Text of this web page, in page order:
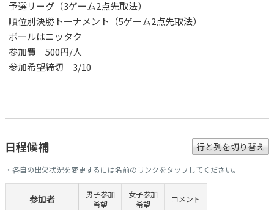
予選リーグ（3ゲーム2点先取法）
順位別決勝トーナメント（5ゲーム2点先取法）
ボールはニッタク
参加費 500円/人
参加希望締切 3/10
日程候補 行と列を切り替え
・各自の出欠状況を変更するには名前のリンクをタップしてください。
参加者
男子参加
希望
女子参加
希望
コメント